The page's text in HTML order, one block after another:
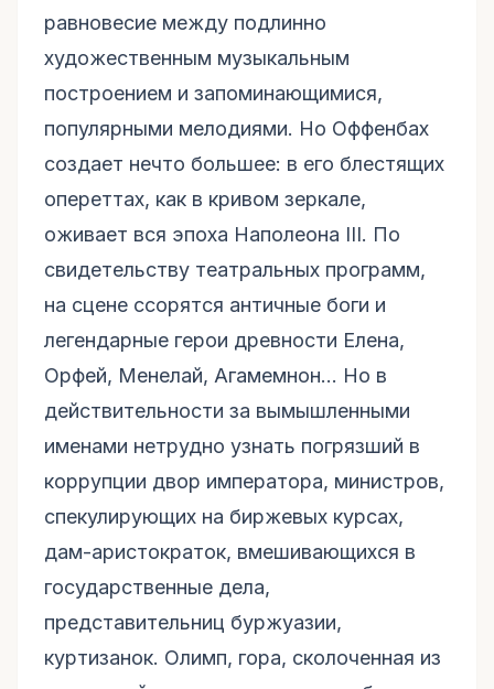
равновесие между подлинно
художественным музыкальным
построением и запоминающимися,
популярными мелодиями. Но Оффенбах
создает нечто большее: в его блестящих
опереттах, как в кривом зеркале,
оживает вся эпоха Наполеона III. По
свидетельству театральных программ,
на сцене ссорятся античные боги и
легендарные герои древности Елена,
Орфей, Менелай, Агамемнон... Но в
действительности за вымышленными
именами нетрудно узнать погрязший в
коррупции двор императора, министров,
спекулирующих на биржевых курсах,
дам-аристократок, вмешивающихся в
государственные дела,
представительниц буржуазии,
куртизанок. Олимп, гора, сколоченная из